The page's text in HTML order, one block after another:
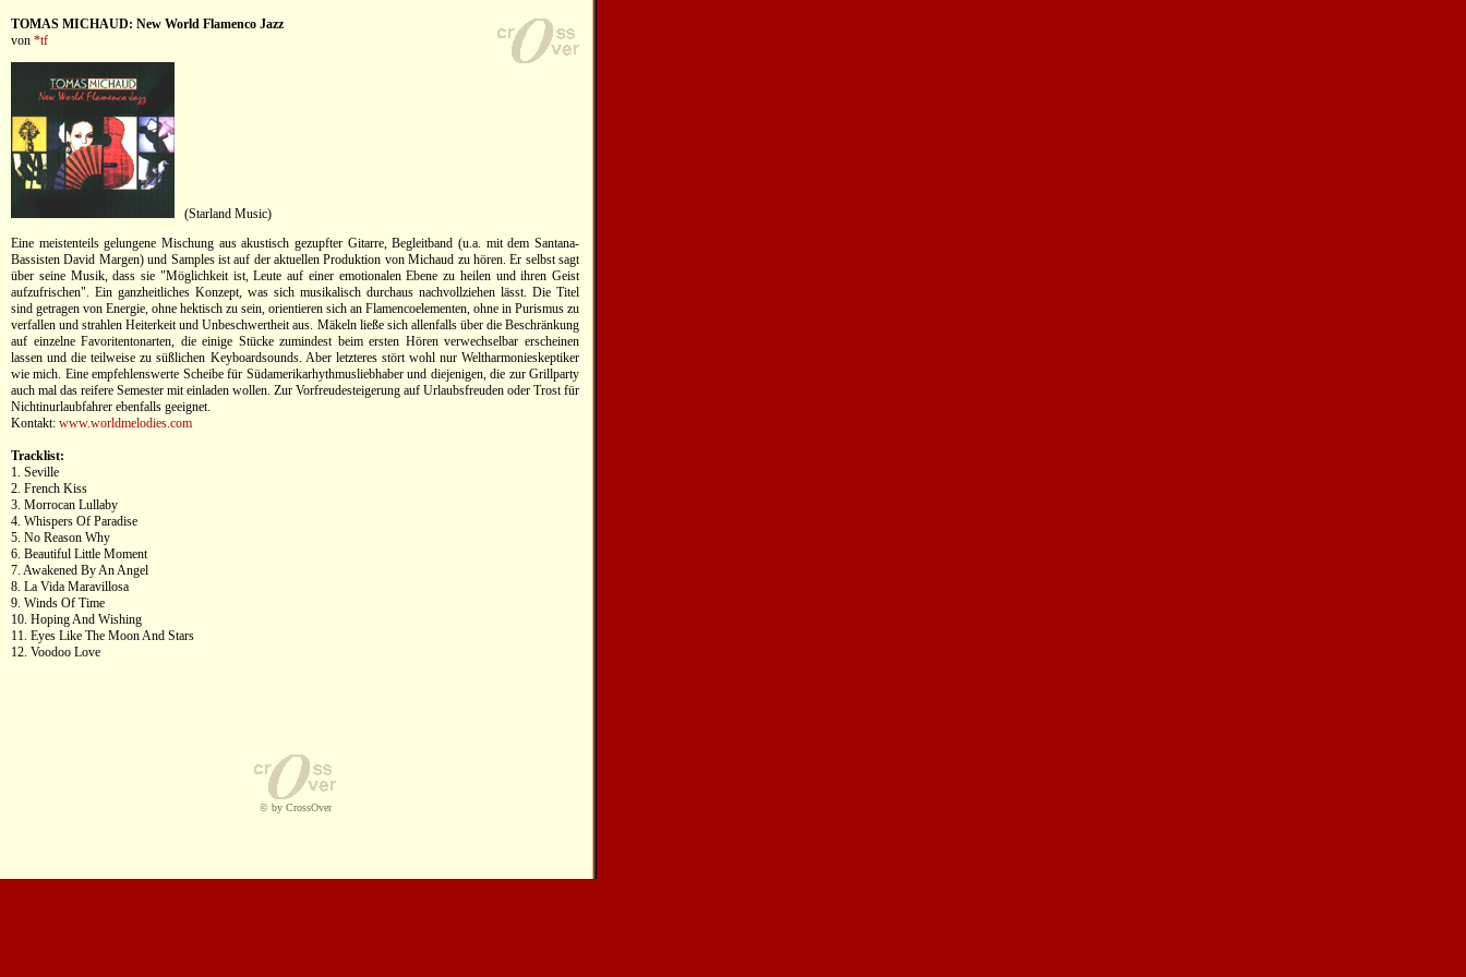
TOMAS MICHAUD: New World Flamenco Jazz
von *tf
(Starland Music)
Eine meistenteils gelungene Mischung aus akustisch gezupfter Gitarre, Begleitband (u.a. mit dem Santana-
Bassisten David Margen) und Samples ist auf der aktuellen Produktion von Michaud zu hören. Er selbst sagt
über seine Musik, dass sie "Möglichkeit ist, Leute auf einer emotionalen Ebene zu heilen und ihren Geist
aufzufrischen". Ein ganzheitliches Konzept, was sich musikalisch durchaus nachvollziehen lässt. Die Titel
sind getragen von Energie, ohne hektisch zu sein, orientieren sich an Flamencoelementen, ohne in Purismus zu
verfallen und strahlen Heiterkeit und Unbeschwertheit aus. Mäkeln ließe sich allenfalls über die Beschränkung
auf einzelne Favoritentonarten, die einige Stücke zumindest beim ersten Hören verwechselbar erscheinen
lassen und die teilweise zu süßlichen Keyboardsounds. Aber letzteres stört wohl nur Weltharmonieskeptiker
wie mich. Eine empfehlenswerte Scheibe für Südamerikarhythmusliebhaber und diejenigen, die zur Grillparty
auch mal das reifere Semester mit einladen wollen. Zur Vorfreudesteigerung auf Urlaubsfreuden oder Trost für
Nichtinurlaubfahrer ebenfalls geeignet.
Kontakt: www.worldmelodies.com
Tracklist:
1. Seville
2. French Kiss
3. Morrocan Lullaby
4. Whispers Of Paradise
5. No Reason Why
6. Beautiful Little Moment
7. Awakened By An Angel
8. La Vida Maravillosa
9. Winds Of Time
10. Hoping And Wishing
11. Eyes Like The Moon And Stars
12. Voodoo Love
© by CrossOver